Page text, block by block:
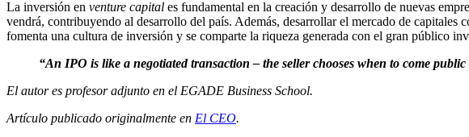
La inversión en venture capital es fundamental en la creación y desarrollo de nuevas
vendrá, contribuyendo al desarrollo del país. Además, desarrollar el mercado de capitales
fomenta una cultura de inversión y se comparte la riqueza generada con el gran público
“An IPO is like a negotiated transaction – the seller chooses when to come
El autor es profesor adjunto en el EGADE Business School.
Artículo publicado originalmente en El CEO.